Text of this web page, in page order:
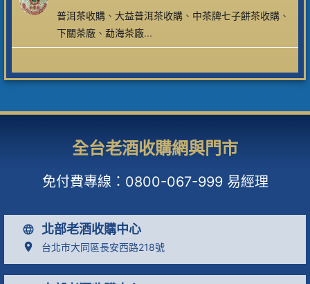
普洱茶收購 、 大益普洱茶收購 、 中茶牌七子餅茶收購 、
下關茶廠 、 勐海茶廠...
全台老酒收購網與門市
免付費專線： 0800-067-999易經理
北部老酒收購中心
台北市大同區長安西路218號